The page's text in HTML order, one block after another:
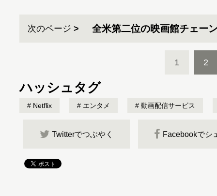
次のページ 全米第二位の映画館チェー
1 2
ハッシュタグ
Netflix エンタメ 動画配信サービス
Twitterでつぶやく Facebookでシ